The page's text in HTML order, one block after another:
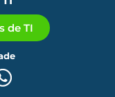
de TI